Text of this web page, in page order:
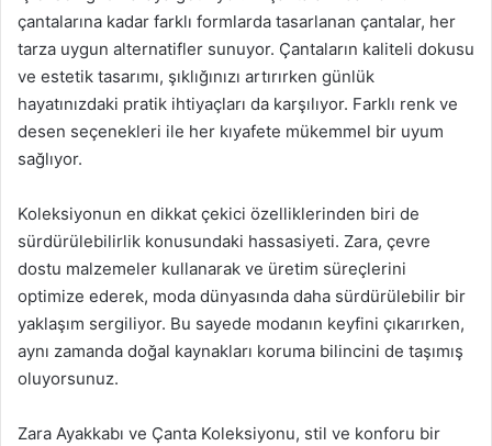
çantalarına kadar farklı formlarda tasarlanan çantalar, her
tarza uygun alternatifler sunuyor. Çantaların kaliteli dokusu
ve estetik tasarımı, şıklığınızı artırırken günlük
hayatınızdaki pratik ihtiyaçları da karşılıyor. Farklı renk ve
desen seçenekleri ile her kıyafete mükemmel bir uyum
sağlıyor.
Koleksiyonun en dikkat çekici özelliklerinden biri de
sürdürülebilirlik konusundaki hassasiyeti. Zara, çevre
dostu malzemeler kullanarak ve üretim süreçlerini
optimize ederek, moda dünyasında daha sürdürülebilir bir
yaklaşım sergiliyor. Bu sayede modanın keyfini çıkarırken,
aynı zamanda doğal kaynakları koruma bilincini de taşımış
oluyorsunuz.
Zara Ayakkabı ve Çanta Koleksiyonu, stil ve konforu bir